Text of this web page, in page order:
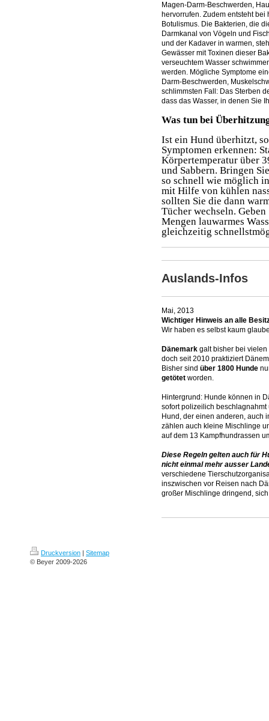
Magen-Darm-Beschwerden,
hervorrufen. Zudem entsteht
Botulismus. Die Bakterien, die
Darmkanal von Vögeln und
und der Kadaver in warmen,
Gewässer mit Toxinen dieser
verseuchtem Wasser
werden. Mögliche Symptome
Darm-Beschwerden,
schlimmsten Fall: Das Sterben
dass das Wasser, in denen Sie
Was tun bei
Ist ein Hund überhitzt,
Symptomen erkennen:
Körpertemperatur über
und Sabbern. Bringen
so schnell wie möglich
mit Hilfe von kühlen
sollten Sie die dann
Tücher wechseln.
Mengen lauwarmes
gleichzeitig
Auslands-Infos
Mai, 2013
Wichtiger Hinweis an alle
Wir haben es selbst kaum
Dänemark galt bisher bei
doch seit 2010 praktiziert
Bisher sind über 1800 Hunde
getötet worden.
Hintergrund: Hunde können in
sofort polizeilich
Hund, der einen anderen, auch
zählen auch kleine Mischlinge
auf dem 13 Kampfhundrassen
Diese Regeln gelten auch für
nicht einmal mehr ausser
verschiedene
inszwischen vor Reisen nach
großer Mischlinge dringend,
Druckversion | Sitemap
© Beyer 2009-2026